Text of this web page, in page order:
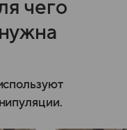
чего